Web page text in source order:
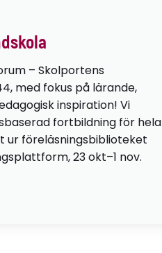
– Skolportens
med fokus på lärande,
inspiration! Vi
fortbildning för hela
ur föreläsningsbiblioteket
23 okt–1 nov.